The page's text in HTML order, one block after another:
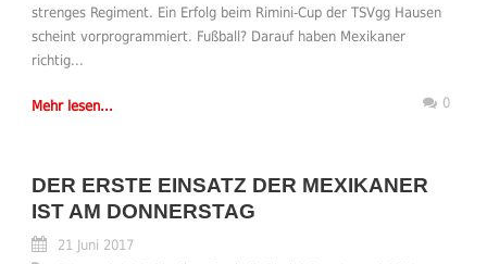
strenges Regiment. Ein Erfolg beim Rimini-Cup der TSVgg Hausen
scheint vorprogrammiert. Fußball? Darauf haben Mexikaner
richtig...
Mehr lesen... 0
DER ERSTE EINSATZ DER MEXIKANER
IST AM DONNERSTAG
21 Juni 2017